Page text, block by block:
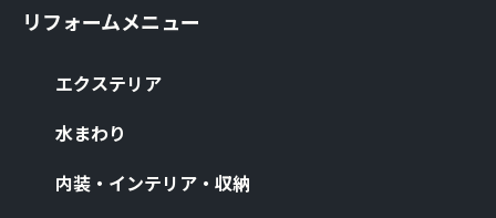
リフォームメニュー
エクステリア
⽔まわり
内装・インテリア・収納